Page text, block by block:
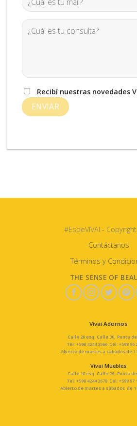
Recibí nuestras novedades
#EsdeVIVAI -
Contáctanos
Términos y
THE SENSE OF
Vivai Adornos
Calle 20 esq. Calle 30, Punta
Tel: +598 4244 3566 Cel: +598 96
Abierto de martes a sabados de
Vivai Muebles
Calle 18 esq. Calle 29, Punta
Tel: +598 4244 2678 Cel: +598 97
Abierto de martes a sábados de